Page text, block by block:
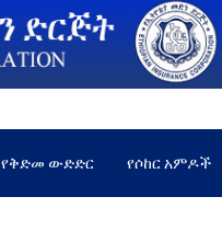
የቅድመ ውድድር የሶከር አምዶች